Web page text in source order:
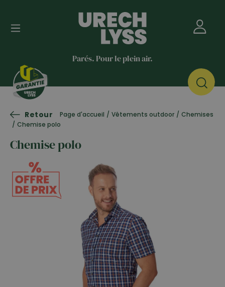
Parés. Pour le plein air.
Retour Page d'accueil / Vêtements outdoor / Chemises
/ Chemise polo
Chemise polo